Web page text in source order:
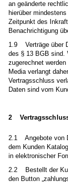
an geänderte
hierüber
Zeitpunkt des
Benachrichtigung
1.9 Verträge über
des § 13 BGB sind.
zugerechnet
Media verlangt
Vertragsschluss
Daten sind vom
2
2.1 Angebote von
dem Kunden
in elektronischer
2.2 Bestellt der
den Button